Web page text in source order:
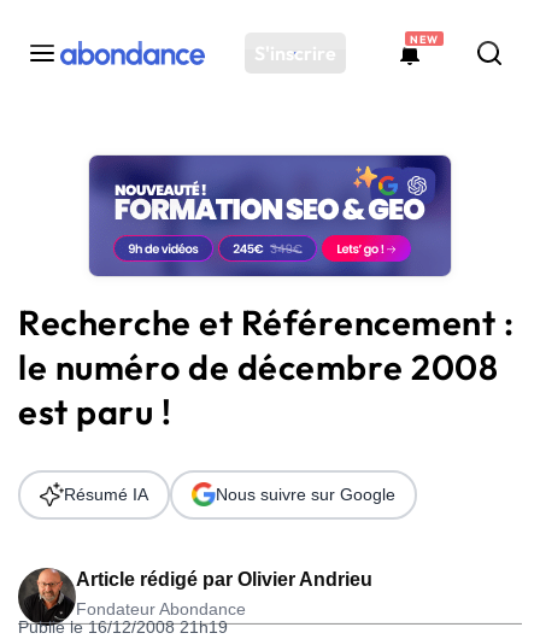
S'inscrire
NEW
Toutes les actus
Actus SEO
Plateforme
Solutions
Ressources
Audit SEO
Recherche et Référencement :
le numéro de décembre 2008
est paru !
Article rédigé par Olivier Andrieu
Fondateur Abondance
Publié le 16/12/2008 21h19
Résumé IA Nous suivre sur Google